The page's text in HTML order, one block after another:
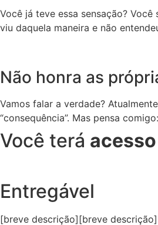
Você já teve essa sensação?
viu daquela maneira e não
Não honra as
Vamos falar a verdade?
“consequência”. Mas pensa
Você terá
Entregável
[breve descrição][breve descrição]